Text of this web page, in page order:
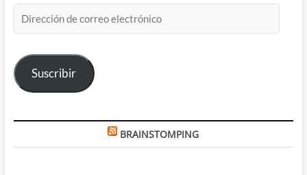
de
electrónico
Suscribir
BRAINSTOMPING